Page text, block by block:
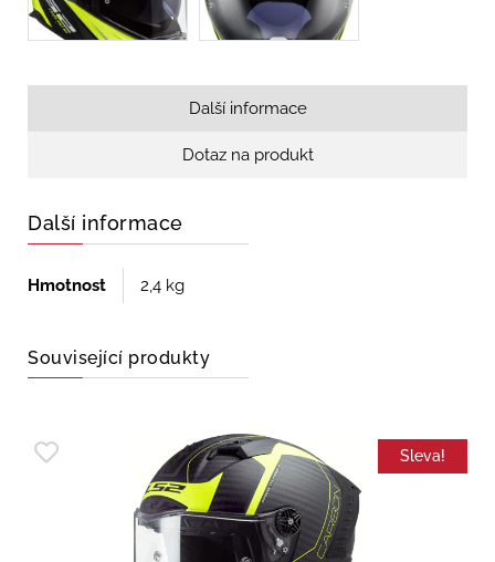
Další informace
Dotaz na produkt
Další informace
Hmotnost 2,4 kg
Související produkty
Sleva!